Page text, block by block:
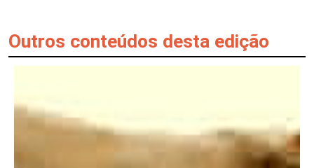
Outros conteúdos desta edição